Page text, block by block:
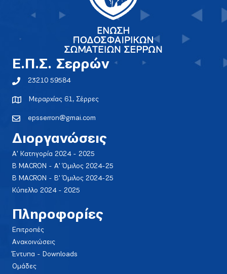
E.Π.Σ. Σερρών
23210 59584
Μεραρχίας 61, Σέρρες
epsserron@gmai.com
Διοργανώσεις
Α' Κατηγορία 2024 - 2025
Β MACRON - Α' Όμιλος 2024-25
Β MACRON - Β' Όμιλος 2024-25
Κύπελλο 2024 - 2025
Πληροφορίες
Επιτροπές
Ανακοινώσεις
Έντυπα - Downloads
Ομάδες